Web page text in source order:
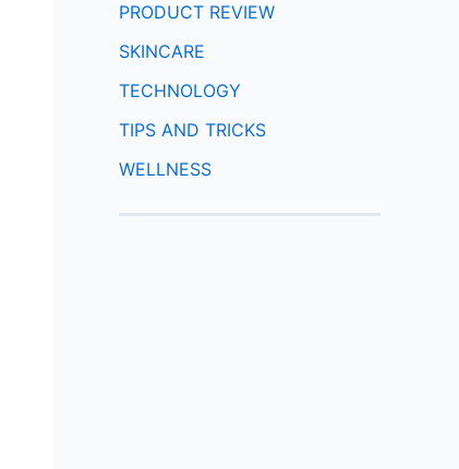
PRODUCT REVIEW
SKINCARE
TECHNOLOGY
TIPS AND TRICKS
WELLNESS